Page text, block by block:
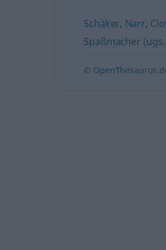
Schäker, Narr,
Spaßmacher
©